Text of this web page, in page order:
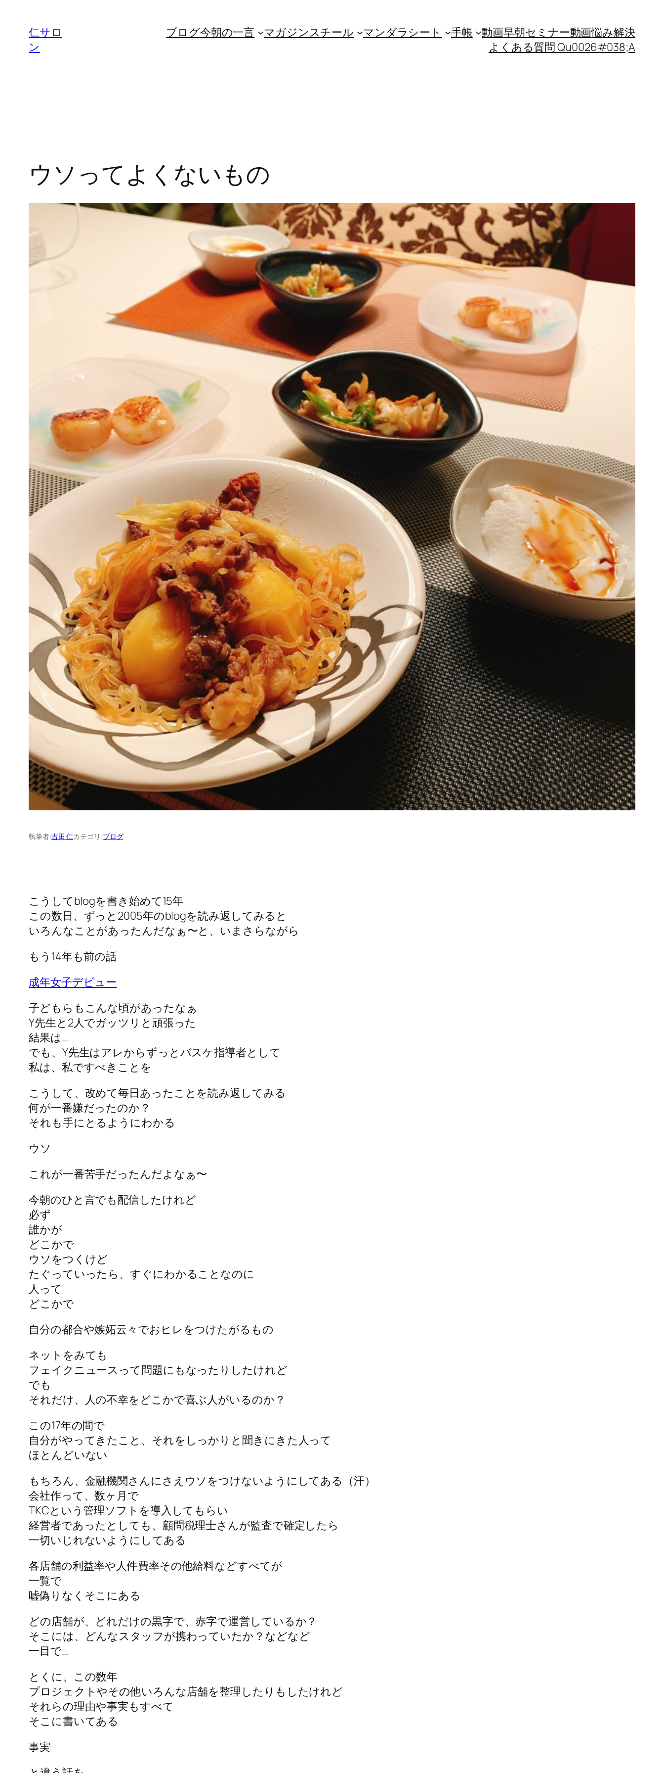
仁サロ
ン
ブログ今朝の一言 マガジンスチール マンダラシート 手帳 動画早朝セミナー動画悩み解決
よくある質問 Qu0026#038;A
ウソってよくないもの
執筆者:古田 仁カテゴリ:ブログ
こうしてblogを書き始めて15年
この数日、ずっと2005年のblogを読み返してみると
いろんなことがあったんだなぁ〜と、いまさらながら
もう14年も前の話
成年女子デビュー
子どもらもこんな頃があったなぁ
Y先生と2人でガッツリと頑張った
結果は…
でも、Y先生はアレからずっとバスケ指導者として
私は、私ですべきことを
こうして、改めて毎日あったことを読み返してみる
何が一番嫌だったのか？
それも手にとるようにわかる
ウソ
これが一番苦手だったんだよなぁ〜
今朝のひと言でも配信したけれど
必ず
誰かが
どこかで
ウソをつくけど
たぐっていったら、すぐにわかることなのに
人って
どこかで
自分の都合や嫉妬云々でおヒレをつけたがるもの
ネットをみても
フェイクニュースって問題にもなったりしたけれど
でも
それだけ、人の不幸をどこかで喜ぶ人がいるのか？
この17年の間で
自分がやってきたこと、それをしっかりと聞きにきた人って
ほとんどいない
もちろん、金融機関さんにさえウソをつけないようにしてある（汗）
会社作って、数ヶ月で
TKCという管理ソフトを導入してもらい
経営者であったとしても、顧問税理士さんが監査で確定したら
一切いじれないようにしてある
各店舗の利益率や人件費率その他給料などすべてが
一覧で
嘘偽りなくそこにある
どの店舗が、どれだけの黒字で、赤字で運営しているか？
そこには、どんなスタッフが携わっていたか？などなど
一目で…
とくに、この数年
プロジェクトやその他いろんな店舗を整理したりもしたけれど
それらの理由や事実もすべて
そこに書いてある
事実